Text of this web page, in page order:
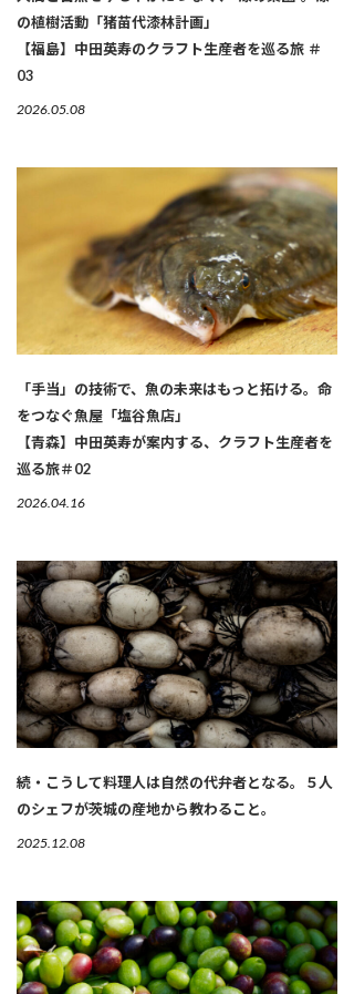
の植樹活動「猪苗代漆林計画」
【福島】中田英寿のクラフト生産者を巡る旅 ＃
03
2026.05.08
「手当」の技術で、魚の未来はもっと拓ける。命
をつなぐ魚屋「塩谷魚店」
【青森】中田英寿が案内する、クラフト生産者を
巡る旅＃02
2026.04.16
続・こうして料理人は自然の代弁者となる。５人
のシェフが茨城の産地から教わること。
2025.12.08